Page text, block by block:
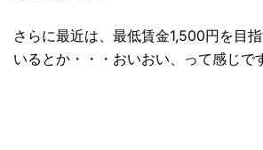
さらに最近は、最低賃金1,500円を目
いるとか・・・おいおい、って感じで